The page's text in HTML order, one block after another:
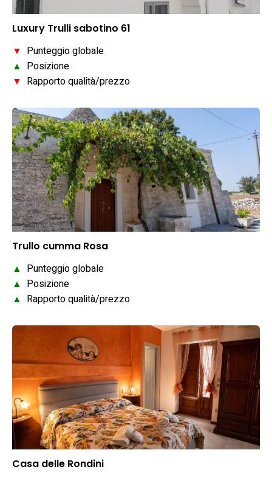
Luxury Trulli sabotino 61
▼ Punteggio globale
▲ Posizione
▼ Rapporto qualità/prezzo
Trullo cumma Rosa
▲ Punteggio globale
▲ Posizione
▲ Rapporto qualità/prezzo
Casa delle Rondini